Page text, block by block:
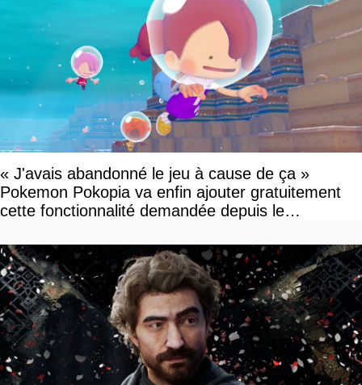
« J'avais abandonné le jeu à cause de ça »
Pokemon Pokopia va enfin ajouter gratuitement
cette fonctionnalité demandée depuis le